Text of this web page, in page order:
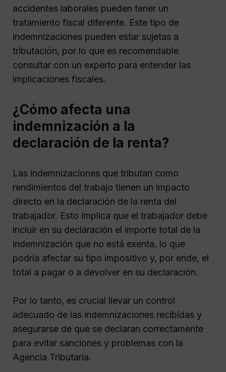
accidentes laborales pueden tener un
tratamiento fiscal diferente. Este tipo de
indemnizaciones pueden estar sujetas a
tributación, por lo que es recomendable
consultar con un experto para entender las
implicaciones fiscales.
¿Cómo afecta una
indemnización a la
declaración de la renta?
Las indemnizaciones que tributan como
rendimientos del trabajo tienen un impacto
directo en la declaración de la renta del
trabajador. Esto implica que el trabajador debe
incluir en su declaración el importe total de la
indemnización que no está exenta, lo que
podría afectar su tipo impositivo y, por ende, el
total a pagar o a devolver en su declaración.
Por lo tanto, es crucial llevar un control
adecuado de las indemnizaciones recibidas y
asegurarse de que se declaran correctamente
para evitar sanciones y problemas con la
Agencia Tributaria.